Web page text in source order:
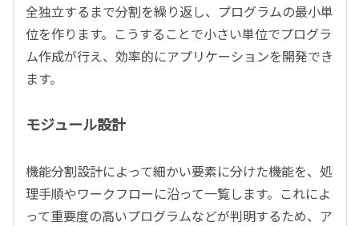
全独立するまで分割を繰り返し、プログラムの最小単
位を作ります。こうすることで小さい単位でプログラ
ム作成が行え、効率的にアプリケーションを開発でき
ます。
モジュール設計
機能分割設計によって細かい要素に分けた機能を、処
理手順やワークフローに沿って一覧します。これによ
って重要度の高いプログラムなどが判明するため、ア